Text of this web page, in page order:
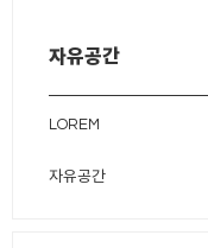
자유공간
LOREM
자유공간